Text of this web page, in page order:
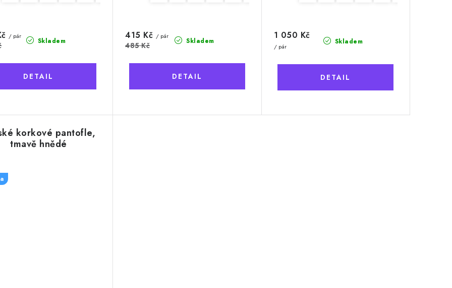
Skladem
/ pár
Skladem
415 Kč / pár
485 Kč Skladem
1 050 Kč
/ pár
korkové pantofle,
tmavě hnědé